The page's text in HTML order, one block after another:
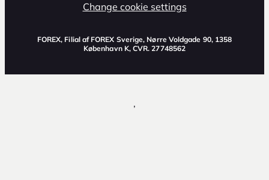
Change cookie settings
FOREX, Filial af FOREX Sverige, Nørre Voldgade 90, 1358
København K, CVR. 27748562
,